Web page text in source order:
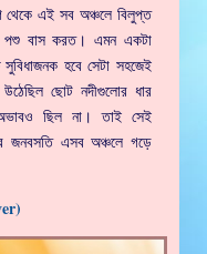
থেকে এই সব অঞ্চলে বিলুপ্ত
পশু বাস করত। এমন একটা
সুবিধাজনক হবে সেটা সহজেই
ছোট নদীগুলোর ধার
ছিল না। তাই সেই
জনবসতি এসব অঞ্চলে গড়ে